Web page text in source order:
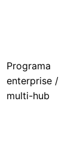
Programa
enterprise /
multi-hub